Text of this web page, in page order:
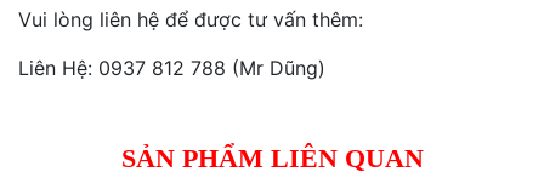
Vui lòng liên hệ để được tư vấn thêm:
Liên Hệ: 0937 812 788 (Mr Dũng)
SẢN PHẨM LIÊN QUAN